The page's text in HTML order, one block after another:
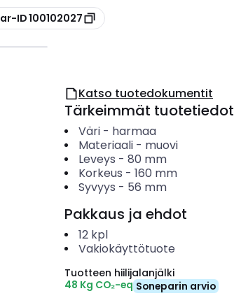
ID 100102027
Katso tuotedokumentit
Tärkeimmät tuotetiedot
Väri- harmaa
Materiaali- muovi
Leveys - 80 mm
Korkeus - 160 mm
Syvyys - 56 mm
Pakkaus ja ehdot
12 kpl
Vakiokäyttötuote
Tuotteen hiilijalanjälki
48 Kg CO₂-eq Soneparin arvio